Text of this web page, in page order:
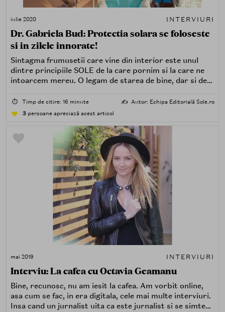
iulie 2020 INTERVIURI
Dr. Gabriela Bud: Protectia solara se foloseste
si in zilele innorate!
Sintagma frumusetii care vine din interior este unul
dintre principiile SOLE de la care pornim si la care ne
intoarcem mereu. O legam de starea de bine, dar si de
cremele de protectie solara sunt pe val, te invitam sa
descoperi de ce sunt atat de importante, de fapt, pe tot
efectul maxim de protectie.
⏱️ Timp de citire: 16 minute ✍️ Autor: Echipa Editorială Sole.ro
3 persoane apreciază acest articol
mai 2019 INTERVIURI
Interviu: La cafea cu Octavia Geamanu
Bine, recunosc, nu am iesit la cafea. Am vorbit online,
asa cum se fac, in era digitala, cele mai multe interviuri.
Insa cand un jurnalist uita ca este jurnalist si se simte